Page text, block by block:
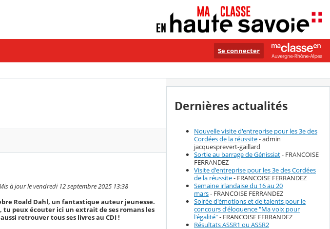
Se connecter
à jour le vendredi 12 septembre 2025 13:38
Roald Dahl, un fantastique auteur jeunesse.
tu peux écouter ici un extrait de ses romans les
retrouver tous ses livres au CDI !
Dernières actualités
Nouvelle visite d'entreprise pour les 3e des
Cordées de la réussite- admin
jacquesprevert-gaillard
Sortie au barrage de Génissiat- FRANCOISE
FERRANDEZ
Visite d'entreprise pour les 3e des Cordées
de la réussite- FRANCOISE FERRANDEZ
Semaine irlandaise du 16 au 20
mars- FRANCOISE FERRANDEZ
Soirée d'émotions et de talents pour le
concours d'éloquence "Ma voix pour
l'égalité"- FRANCOISE FERRANDEZ
Résultats ASSR1 ou ASSR2